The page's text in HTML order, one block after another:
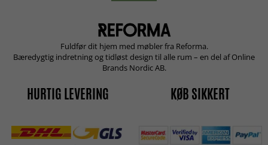
Fuldfør dit hjem med møbler fra Reforma.
Bæredygtig indretning og tidløst design til alle rum – en del af Online
Brands Nordic AB.
HURTIG LEVERING KØB SIKKERT